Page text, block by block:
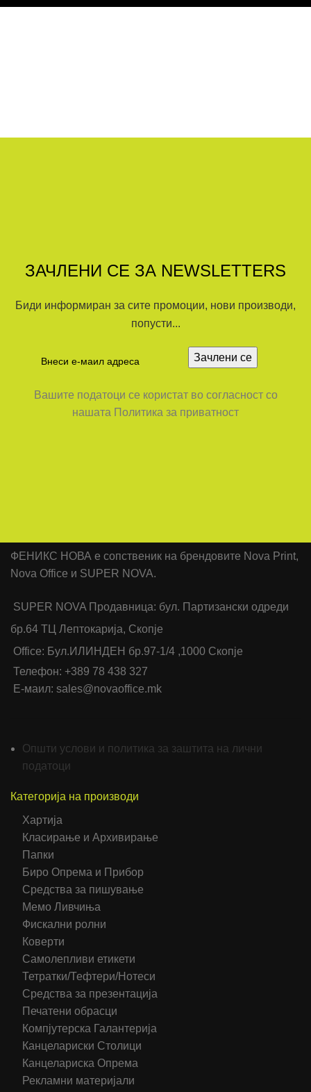
ЗАЧЛЕНИ СЕ ЗА NEWSLETTERS
Биди информиран за сите промоции, нови производи,
попусти...
Вашите податоци се користат во согласност со
нашата Политика за приватност
ФЕНИКС НОВА е сопственик на брендовите Nova Print,
Nova Office и SUPER NOVA.
SUPER NOVA Продавница: бул. Партизански одреди
бр.64 ТЦ Лептокарија, Скопје
Office: Бул.ИЛИНДЕН бр.97-1/4 ,1000 Скопје
Телефон: +389 78 438 327
Е-маил: sales@novaoffice.mk
Општи услови и политика за заштита на лични
податоци
Категорија на производи
Хартија
Класирање и Архивирање
Папки
Биро Опрема и Прибор
Средства за пишување
Мемо Ливчиња
Фискални ролни
Коверти
Самолепливи етикети
Тетратки/Тефтери/Нотеси
Средства за презентација
Печатени обрасци
Компјутерска Галантерија
Канцелариски Столици
Канцелариска Опрема
Рекламни материјали